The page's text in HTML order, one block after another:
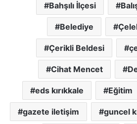
Bahşılı İlçesi
Belediye
Çerikli Beldesi
Cihat Mencet
eds kırıkkale Eğitim
gazete iletişim guncel